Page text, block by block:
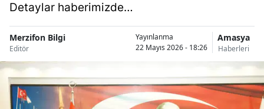
Detaylar haberimizde…
Merzifon Bilgi
Editör
Yayınlanma
22 Mayıs 2026 - 18:26
Amasya
Haberleri